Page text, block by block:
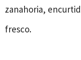
zanahoria,
fresco.